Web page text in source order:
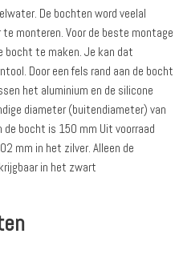
De bochten word veelal
monteren. Voor de beste montage
bocht te maken. Je kan dat
Door een fels rand aan de bocht
het aluminium en de silicone
diameter (buitendiameter) van
de bocht is 150 mm Uit voorraad
mm in het zilver. Alleen de
in het zwart